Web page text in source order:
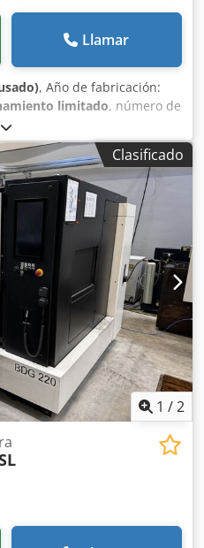
Llamar
, Año de fabricación:
limitado, número de
venta se encuentra una
DDS 750 XR, año de
de medición automática
por lo demás la máquina
inspección bajo tensión en
Ajza Thtoqpskr
Clasificado
1 /2